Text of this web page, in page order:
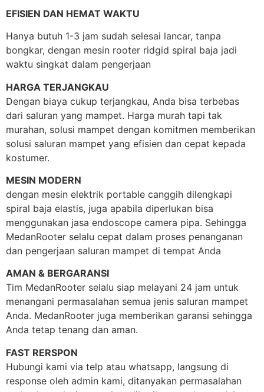
EFISIEN DAN HEMAT WAKTU
Hanya butuh 1-3 jam sudah selesai lancar, tanpa
bongkar, dengan mesin rooter ridgid spiral baja jadi
waktu singkat dalam pengerjaan
HARGA TERJANGKAU
Dengan biaya cukup terjangkau, Anda bisa terbebas
dari saluran yang mampet. Harga murah tapi tak
murahan, solusi mampet dengan komitmen memberikan
solusi saluran mampet yang efisien dan cepat kepada
kostumer.
MESIN MODERN
dengan mesin elektrik portable canggih dilengkapi
spiral baja elastis, juga apabila diperlukan bisa
menggunakan jasa endoscope camera pipa. Sehingga
MedanRooter selalu cepat dalam proses penanganan
dan pengerjaan saluran mampet di tempat Anda
AMAN & BERGARANSI
Tim MedanRooter selalu siap melayani 24 jam untuk
menangani permasalahan semua jenis saluran mampet
Anda. MedanRooter juga memberikan garansi sehingga
Anda tetap tenang dan aman.
FAST RERSPON
Hubungi kami via telp atau whatsapp, langsung di
response oleh admin kami, ditanyakan permasalahan